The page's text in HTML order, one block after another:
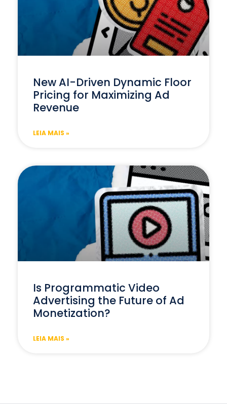
New AI-Driven Dynamic Floor
Pricing for Maximizing Ad
Revenue
LEIA MAIS »
Is Programmatic Video
Advertising the Future of Ad
Monetization?
LEIA MAIS »